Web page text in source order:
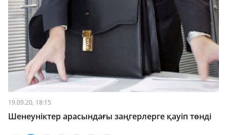
19.09.20, 18:15
Шенеуніктер арасындағы заңгерлерге қауіп төнді